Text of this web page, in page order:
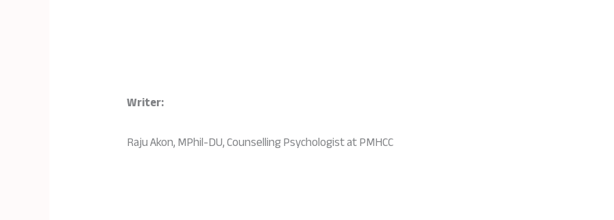
Writer:
Raju Akon, MPhil-DU, Counselling Psychologist at PMHCC